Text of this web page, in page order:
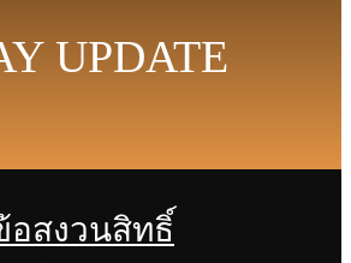
UPDATE
อสงวนสิทธิ์